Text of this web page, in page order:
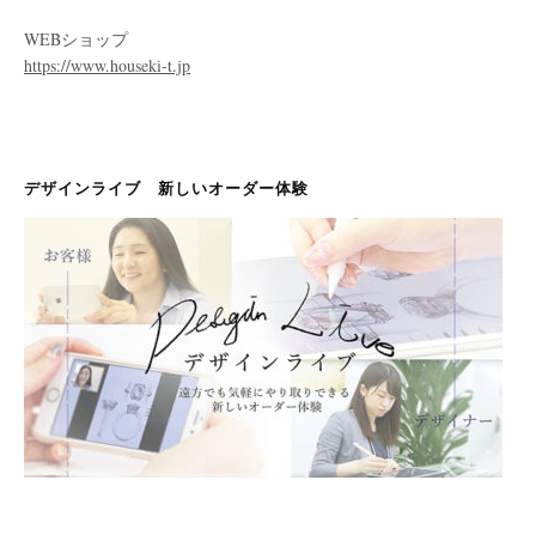
WEBショップ
https://www.houseki-t.jp
デザインライブ 新しいオーダー体験